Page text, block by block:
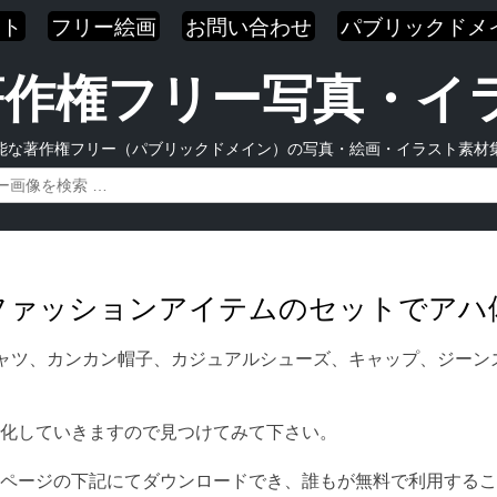
フリー絵画 お問い合わせ パブリックドメ
権フリー写真・イ
な著作権フリー（パブリックドメイン）の写真・絵画・イラスト素材
ッションアイテムのセットでアハ
、カンカン帽子、カジュアルシューズ、キャップ、ジー
していきますので見つけてみて下さい。
ージの下記にてダウンロードでき、誰もが無料で利用する